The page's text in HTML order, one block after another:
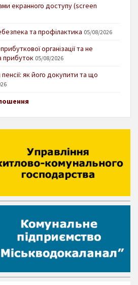
екранного доступу (screen
та профілактика 05/08/2026
організації та не
прибуток 05/08/2026
як його докупити та що